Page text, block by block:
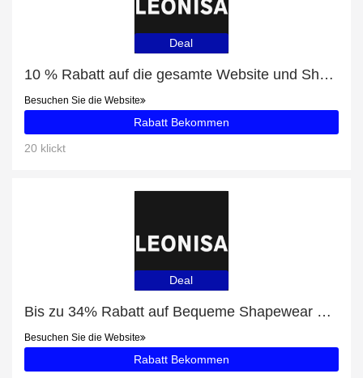
Deal
10 % Rabatt auf die gesamte Website und Shapewear Unter Kleidern mit 15% Rabatt
Besuchen Sie die Website
Rabatt Bekommen
20 klickt
Deal
Bis zu 34% Rabatt auf Bequeme Shapewear und mehr
Besuchen Sie die Website
Rabatt Bekommen